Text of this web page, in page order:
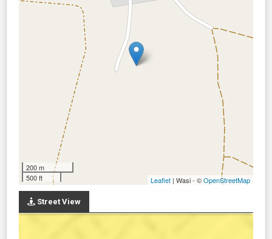
200 m
500 ft
Leaflet | Wasi - ©OpenStreetMap
Street View